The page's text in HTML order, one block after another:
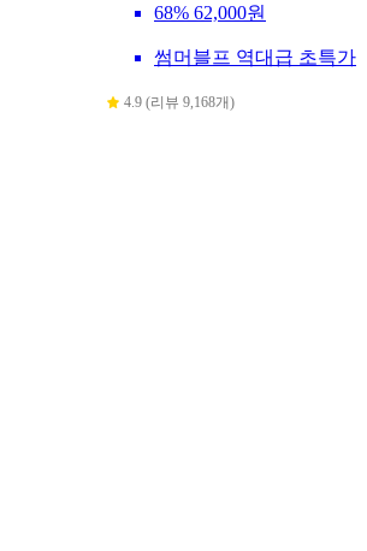
68% 62,000원
썸머블프 역대급 초특가
4.9 (리뷰 9,168개)